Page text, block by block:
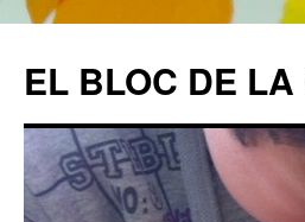
EL BLOC DE LA